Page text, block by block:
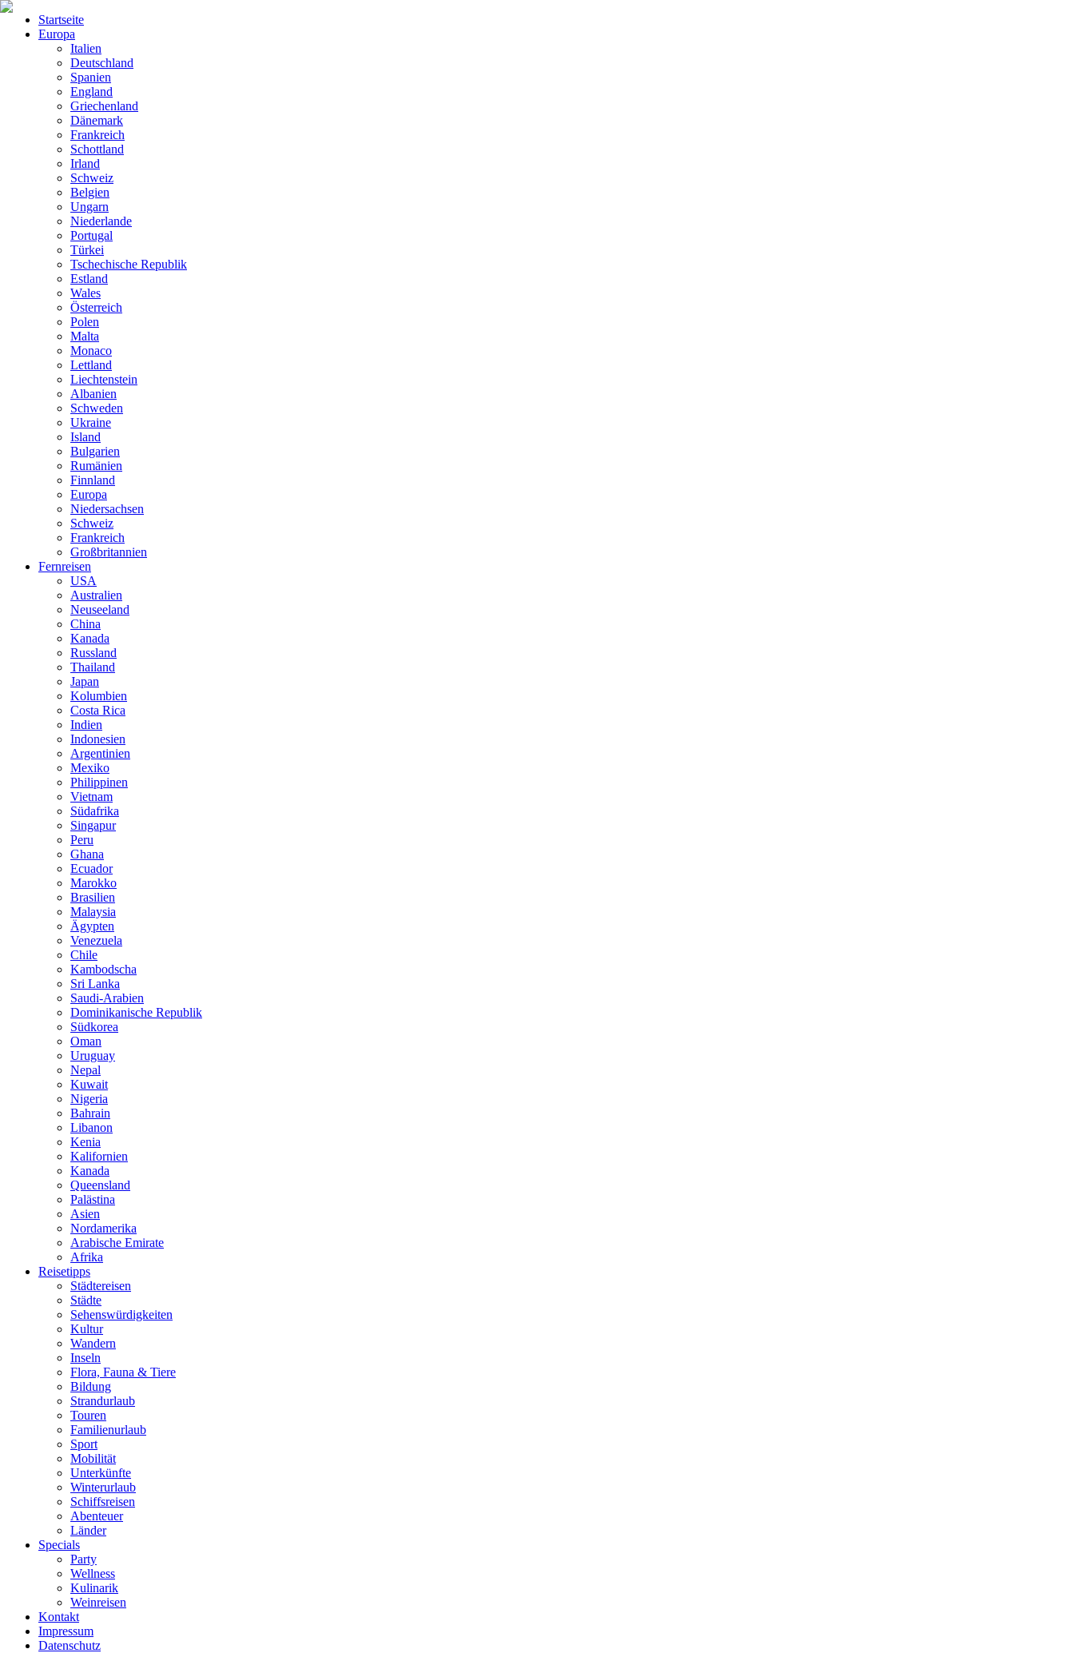
Startseite
Europa
Italien
Deutschland
Spanien
England
Griechenland
Dänemark
Frankreich
Schottland
Irland
Schweiz
Belgien
Ungarn
Niederlande
Portugal
Türkei
Tschechische Republik
Estland
Wales
Österreich
Polen
Malta
Monaco
Lettland
Liechtenstein
Albanien
Schweden
Ukraine
Island
Bulgarien
Rumänien
Finnland
Europa
Niedersachsen
Schweiz
Frankreich
Großbritannien
Fernreisen
USA
Australien
Neuseeland
China
Kanada
Russland
Thailand
Japan
Kolumbien
Costa Rica
Indien
Indonesien
Argentinien
Mexiko
Philippinen
Vietnam
Südafrika
Singapur
Peru
Ghana
Ecuador
Marokko
Brasilien
Malaysia
Ägypten
Venezuela
Chile
Kambodscha
Sri Lanka
Saudi-Arabien
Dominikanische Republik
Südkorea
Oman
Uruguay
Nepal
Kuwait
Nigeria
Bahrain
Libanon
Kenia
Kalifornien
Kanada
Queensland
Palästina
Asien
Nordamerika
Arabische Emirate
Afrika
Reisetipps
Städtereisen
Städte
Sehenswürdigkeiten
Kultur
Wandern
Inseln
Flora, Fauna & Tiere
Bildung
Strandurlaub
Touren
Familienurlaub
Sport
Mobilität
Unterkünfte
Winterurlaub
Schiffsreisen
Abenteuer
Länder
Specials
Party
Wellness
Kulinarik
Weinreisen
Kontakt
Impressum
Datenschutz